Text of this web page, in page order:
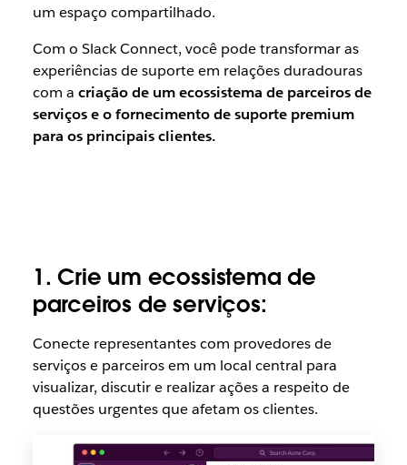
um espaço compartilhado.
Com o Slack Connect, você pode transformar as
experiências de suporte em relações duradouras
com a criação de um ecossistema de parceiros de
serviços e o fornecimento de suporte premium
para os principais clientes.
1. Crie um ecossistema de
parceiros de serviços:
Conecte representantes com provedores de
serviços e parceiros em um local central para
visualizar, discutir e realizar ações a respeito de
questões urgentes que afetam os clientes.